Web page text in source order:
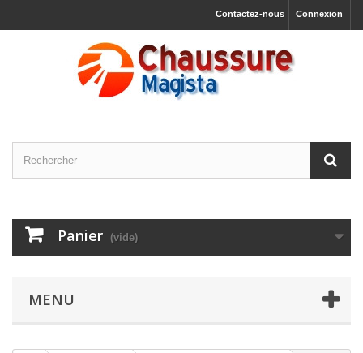
Connexion
Contactez-nous
Panier (vide)
MENU